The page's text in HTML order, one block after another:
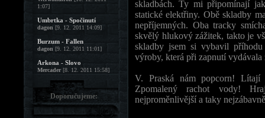
skladbách. Ty mi připomínají
statické elektřiny. Obě skladby
nepříjemných. Oba tracky
skvělý hlukový zážitek, takto je
skladby jsem si vybavil příhodu
výroby, která při zapnutí
V. Praská nám popcorn!
Zpomalený rachot vody!
nejproměnlivější a taky
1:07]
Umbrtka - Spočinutí
dagon [9. 12. 2011 14:09]
Burzum - Fallen
dagon [9. 12. 2011 11:01]
Arkona - Slovo
Mercader[8. 12. 2011 15:58]
Doporučujeme: